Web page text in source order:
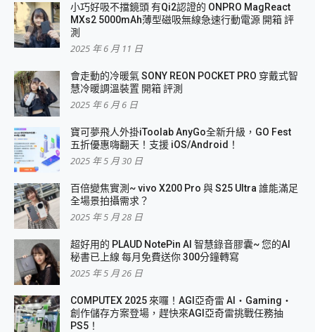
小巧好吸不擋鏡頭 有Qi2認證的 ONPRO MagReact
MXs2 5000mAh薄型磁吸無線急速行動電源 開箱 評
測
2025 年 6 月 11 日
會走動的冷暖氣 SONY REON POCKET PRO 穿戴式智
慧冷暖調溫裝置 開箱 評測
2025 年 6 月 6 日
寶可夢飛人外掛iToolab AnyGo全新升級，GO Fest
五折優惠嗨翻天！支援 iOS/Android！
2025 年 5 月 30 日
百倍變焦實測~ vivo X200 Pro 與 S25 Ultra 誰能滿足
全場景拍攝需求？
2025 年 5 月 28 日
超好用的 PLAUD NotePin AI 智慧錄音膠囊~ 您的AI
秘書已上線 每月免費送你 300分鐘轉寫
2025 年 5 月 26 日
COMPUTEX 2025 來囉！AGI亞奇雷 AI・Gaming・
創作儲存方案登場，趕快來AGI亞奇雷挑戰任務抽
PS5！